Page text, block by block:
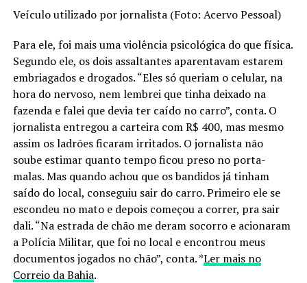
Veículo utilizado por jornalista (Foto: Acervo Pessoal)
Para ele, foi mais uma violência psicológica do que física.
Segundo ele, os dois assaltantes aparentavam estarem
embriagados e drogados. “Eles só queriam o celular, na
hora do nervoso, nem lembrei que tinha deixado na
fazenda e falei que devia ter caído no carro”, conta. O
jornalista entregou a carteira com R$ 400, mas mesmo
assim os ladrões ficaram irritados. O jornalista não
soube estimar quanto tempo ficou preso no porta-
malas. Mas quando achou que os bandidos já tinham
saído do local, conseguiu sair do carro. Primeiro ele se
escondeu no mato e depois começou a correr, pra sair
dali. “Na estrada de chão me deram socorro e acionaram
a Polícia Militar, que foi no local e encontrou meus
documentos jogados no chão”, conta. *Ler mais no
Correio da Bahia.